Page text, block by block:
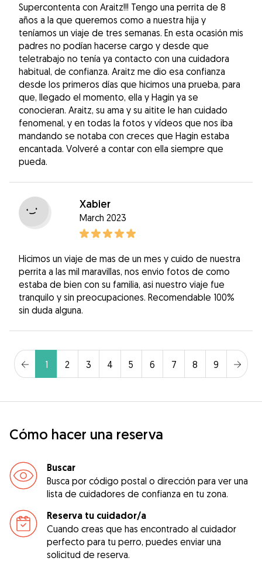
Supercontenta con Araitz!!! Tengo una perrita de 8
años a la que queremos como a nuestra hija y
teníamos un viaje de tres semanas. En esta ocasión mis
padres no podían hacerse cargo y desde que
teletrabajo no tenía ya contacto con una cuidadora
habitual, de confianza. Araitz me dio esa confianza
desde los primeros días que hicimos una prueba, para
que, llegado el momento, ella y Hagin ya se
conocieran. Araitz, su ama y su aitite le han cuidado
fenomenal, y en todas la fotos y vídeos que nos iba
mandando se notaba con creces que Hagin estaba
encantada. Volveré a contar con ella siempre que
pueda.
Xabier
March 2023
Hicimos un viaje de mas de un mes y cuido de nuestra
perrita a las mil maravillas, nos envio fotos de como
estaba de bien con su familia, asi nuestro viaje fue
tranquilo y sin preocupaciones. Recomendable 100%
sin duda alguna.
1 2 3 4 5 6 7 8 9
Cómo hacer una reserva
Buscar
Busca por código postal o dirección para ver una
lista de cuidadores de confianza en tu zona.
Reserva tu cuidador/a
Cuando creas que has encontrado al cuidador
perfecto para tu perro, puedes enviar una
solicitud de reserva.